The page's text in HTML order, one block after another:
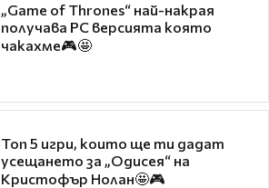
„Game of Thrones“ най-накрая
получава PC версията която
чакахме🎮🤩
Топ 5 игри, които ще ти дадат
усещането за „Одисея“ на
Кристофър Нолан🤩🎮